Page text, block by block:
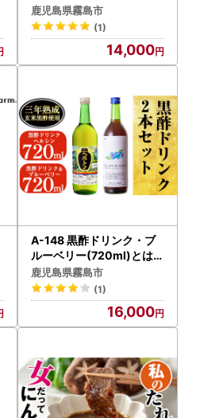
調味料 詰め合わせ ドレッ
シング
鹿児島県霧島市
(1)
14,000
A-148 黒酢ドリンク・ブ
ルーベリー(720ml)とはち
みつ(720ml)計2本セット
【長命ヘルシン酢醸造】
鹿児島県霧島市
(1)
16,000